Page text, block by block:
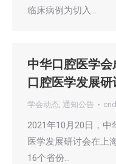
临床病例为切入…
中华口腔医学
口腔医学发展研
学会动态, 通知公告
2021年10月20日，
医学发展研讨会在上
16个省份…